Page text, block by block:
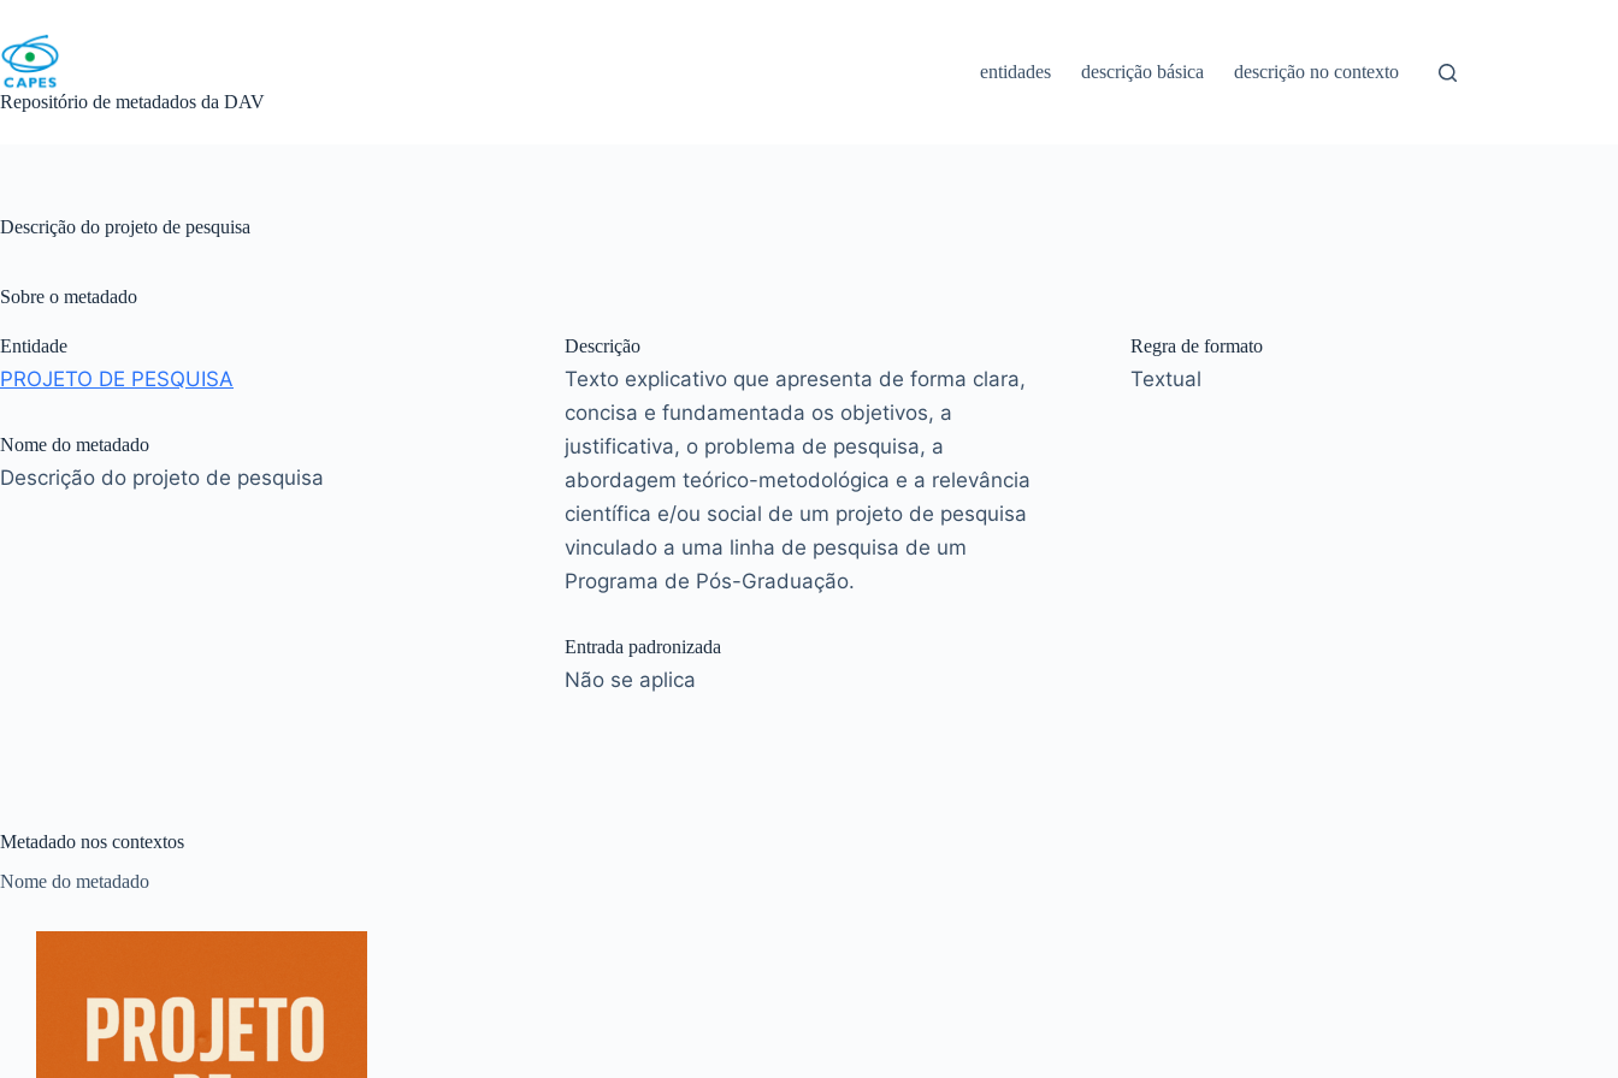
content
Repositório de metadados da DAV
entidades descrição básica descrição no contexto
Descrição do projeto de pesquisa
Sobre o metadado
Entidade
PROJETO DE PESQUISA
Nome do metadado
Descrição do projeto de pesquisa
Descrição
Texto explicativo que apresenta de forma clara,
concisa e fundamentada os objetivos, a
justificativa, o problema de pesquisa, a
abordagem teórico-metodológica e a relevância
científica e/ou social de um projeto de pesquisa
vinculado a uma linha de pesquisa de um
Programa de Pós-Graduação.
Entrada padronizada
Não se aplica
Regra de formato
Textual
Metadado nos contextos
Nome do metadado